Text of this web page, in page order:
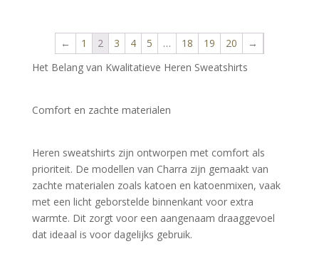
€39.99.€29.99.
← 1 2 3 4 5 … 18 19 20
→
Het Belang van Kwalitatieve Heren Sweatshirts
Comfort en zachte materialen
Heren sweatshirts zijn ontworpen met comfort als
prioriteit. De modellen van Charra zijn gemaakt van
zachte materialen zoals katoen en katoenmixen, vaak
met een licht geborstelde binnenkant voor extra
warmte. Dit zorgt voor een aangenaam draaggevoel
dat ideaal is voor dagelijks gebruik.